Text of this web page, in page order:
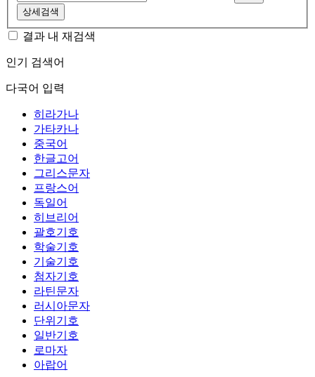
상세검색
결과 내 재검색
인기 검색어
다국어 입력
히라가나
가타카나
중국어
한글고어
그리스문자
프랑스어
독일어
히브리어
괄호기호
학술기호
기술기호
첨자기호
라틴문자
러시아문자
단위기호
일반기호
로마자
아랍어